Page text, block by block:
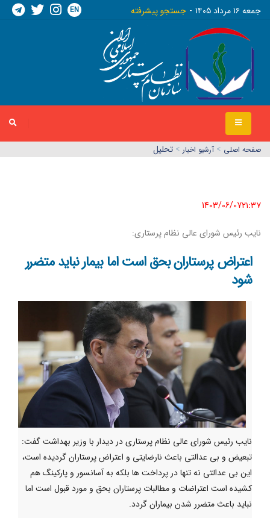
جمعه ١٦ مرداد ١٤٠٥ جستجو پیشرفته EN
صفحه اصلي > آرشیو اخبار > تحلیل
1403/06/07٢١:٣٧
نایب رئیس شورای عالی نظام پرستاری:
اعتراض پرستاران بحق است اما بیمار نباید متضرر
شود
نایب رئیس شورای عالی نظام پرستاری در ديدار با وزير بهداشت گفت:
تبعیض و بی عدالتی باعث نارضايتي و اعتراض پرستاران گرديده است،
این بی عدالتی نه تنها در پرداخت ها بلکه به آسانسور و پارکینگ هم
کشیده است اعتراضات و مطالبات پرستاران بحق و مورد قبول است اما
نبايد باعث متضرر شدن بيماران گردد.